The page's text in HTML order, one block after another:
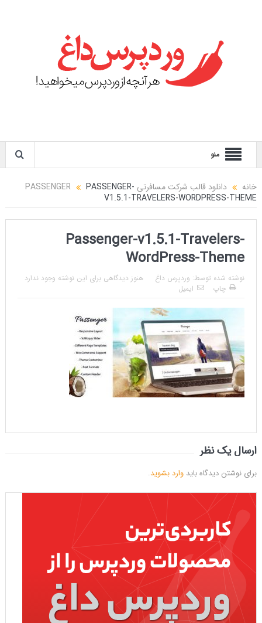
منو
خانه دانلود قالب شرکت مسافرتی PASSENGER PASSENGER-
V1.5.1-TRAVELERS-WORDPRESS-THEME
Passenger-v1.5.1-Travelers-
WordPress-Theme
نوشته شده توسط: وردپرس داغ
هنوز دیدگاهی برای این نوشته وجود ندارد
چاپ
ایمیل
ارسال یک نظر
برای نوشتن دیدگاه باید وارد بشوید.